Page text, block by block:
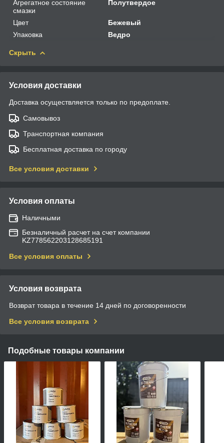
Агрегатное состояние
смазки
Полутвердое
Цвет
Бежевый
Упаковка
Ведро
Скрыть
Условия доставки
Доставка осуществляется только по предоплате.
Самовывоз
Транспортная компания
Бесплатная доставка по городу
Все условия доставки
Условия оплаты
Наличными
Безналичный расчет на счет компании
KZ778562203128685191
Все условия оплаты
Условия возврата
Возврат товара в течение 14 дней по договоренности
Все условия возврата
Подобные товары компании